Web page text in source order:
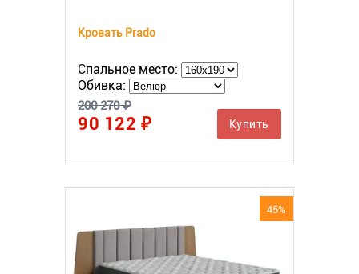
Кровать Prado
Спальное место:
Обивка:
200 270 ₽
90 122 ₽ Купить
45%